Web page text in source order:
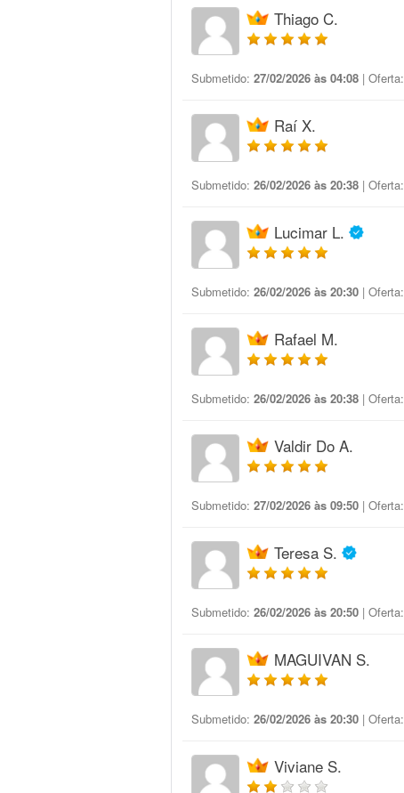
Thiago C.
Submetido: 27/02/2026 às 04:08 | Oferta:
Raí X.
Submetido: 26/02/2026 às 20:38 | Oferta:
Lucimar L.
Submetido: 26/02/2026 às 20:30 | Oferta:
Rafael M.
Submetido: 26/02/2026 às 20:38 | Oferta:
Valdir Do A.
Submetido: 27/02/2026 às 09:50 | Oferta:
Teresa S.
Submetido: 26/02/2026 às 20:50 | Oferta:
MAGUIVAN S.
Submetido: 26/02/2026 às 20:30 | Oferta:
Viviane S.